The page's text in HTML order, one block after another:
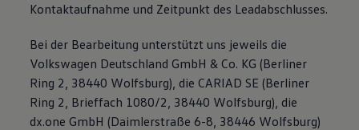
Kontaktaufnahme und Zeitpunkt des Leadabschlusses.
Bei der Bearbeitung unterstützt uns jeweils die
Volkswagen Deutschland GmbH & Co. KG (Berliner
Ring 2, 38440 Wolfsburg), die CARIAD SE (Berliner
Ring 2, Brieffach 1080/2, 38440 Wolfsburg), die
dx.one GmbH (Daimlerstraße 6-8, 38446 Wolfsburg)